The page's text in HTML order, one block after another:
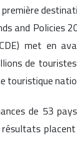
and Policies
met en
de
touristique
de 53
résultats